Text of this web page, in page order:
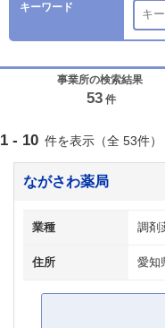
キーワード
事業所の検索結果
53 件
1 - 10 件を表示（全 53件）
ながさわ薬局
業種 調剤
住所 愛知